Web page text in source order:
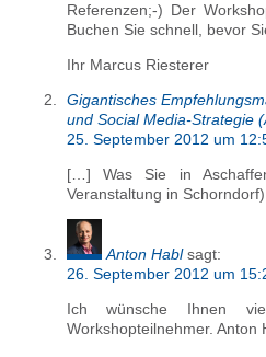
Referenzen;-) Der
Buchen Sie schnell, bevor
Ihr Marcus Riesterer
Gigantisches
und Social Media-Strategie
25. September 2012 um
[…] Was Sie in
Veranstaltung in
Anton Habl sagt:
26. September 2012 um
Ich wünsche Ihnen
Workshopteilnehmer. Anton